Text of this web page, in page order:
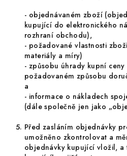
- objednávaném zboží
kupující do elektronického
rozhraní obchodu),
- požadované vlastnosti
materiály a míry)
- způsobu úhrady kupní
požadovaném způsobu
a
- informace o nákladech
(dále společně jen jako
Před zasláním objednávky
umožněno zkontrolovat a
objednávky kupující vložil, a